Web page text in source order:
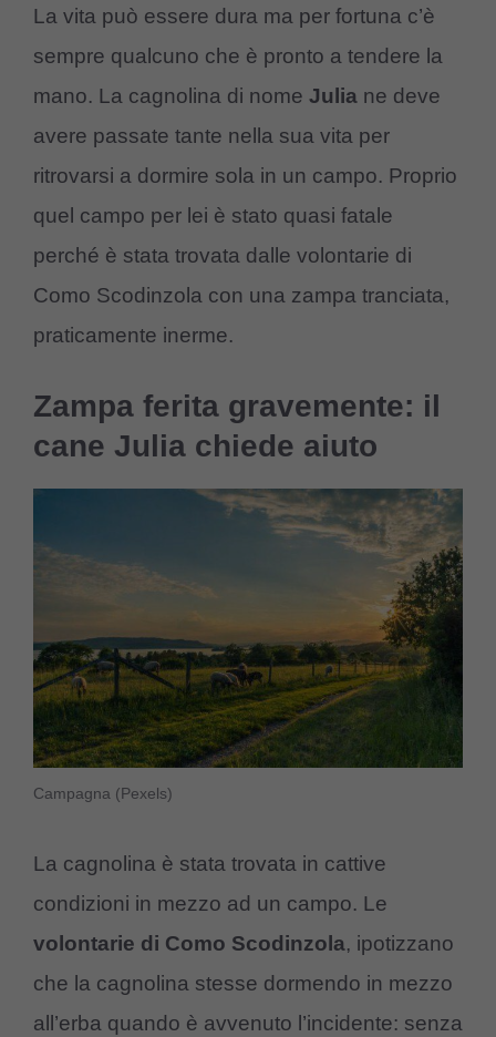
La vita può essere dura ma per fortuna c’è
sempre qualcuno che è pronto a tendere la
mano. La cagnolina di nome Julia ne deve
avere passate tante nella sua vita per
ritrovarsi a dormire sola in un campo. Proprio
quel campo per lei è stato quasi fatale
perché è stata trovata dalle volontarie di
Como Scodinzola con una zampa tranciata,
praticamente inerme.
Zampa ferita gravemente: il
cane Julia chiede aiuto
Campagna (Pexels)
La cagnolina è stata trovata in cattive
condizioni in mezzo ad un campo. Le
volontarie di Como Scodinzola, ipotizzano
che la cagnolina stesse dormendo in mezzo
all’erba quando è avvenuto l’incidente: senza